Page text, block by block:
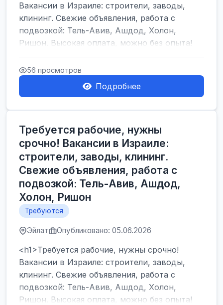
Вакансии в Израиле: строители, заводы,
клининг. Свежие объявления, работа с
подвозкой: Тель-Авив, Ашдод, Холон,
Ришон. Высокая оплата, можно без опыта!
</h1><br />
... 56 просмотров
Подробнее
Требуется рабочие, нужны
срочно! Вакансии в Израиле:
строители, заводы, клининг.
Свежие объявления, работа с
подвозкой: Тель-Авив, Ашдод,
Холон, Ришон
Требуются
Эйлат Опубликовано: 05.06.2026
<h1>Требуется рабочие, нужны срочно!
Вакансии в Израиле: строители, заводы,
клининг. Свежие объявления, работа с
подвозкой: Тель-Авив, Ашдод, Холон,
Ришон. Высокая оплата, можно без опыта!